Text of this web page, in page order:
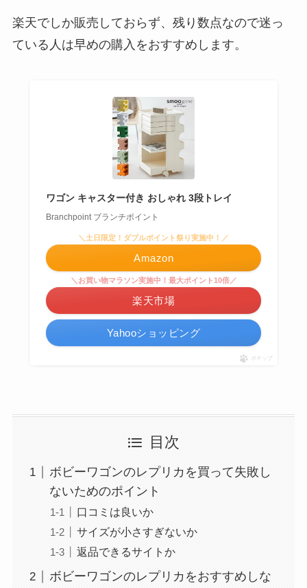
楽天でしか販売しておらず、残り数点なので迷っ
ている人は早めの購入をおすすめします。
ワゴン キャスター付き おしゃれ 3段トレイ
Branchpoint ブランチポイント
＼土日限定！ダブルポイント祭り実施中！／
Amazon
＼お買い物マラソン実施中！最大ポイント10倍／
楽天市場
Yahooショッピング
ポチップ
目次
ボビーワゴンのレプリカを買って失敗し
ないためのポイント
口コミは良いか
サイズが小さすぎないか
返品できるサイトか
ボビーワゴンのレプリカをおすすめしな